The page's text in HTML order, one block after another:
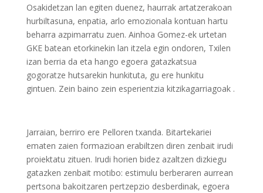
Osakidetzan lan egiten duenez, haurrak artatzerakoan
hurbiltasuna, enpatia, arlo emozionala kontuan hartu
beharra azpimarratu zuen. Ainhoa Gomez-ek urtetan
GKE batean etorkinekin lan itzela egin ondoren, Txilen
izan berria da eta hango egoera gatazkatsua
gogoratze hutsarekin hunkituta, gu ere hunkitu
gintuen. Zein baino zein esperientzia kitzikagarriagoak .
Jarraian, berriro ere Pelloren txanda. Bitartekariei
ematen zaien formazioan erabiltzen diren zenbait irudi
proiektatu zituen. Irudi horien bidez azaltzen dizkiegu
gatazken zenbait motibo: estimulu berberaren aurrean
pertsona bakoitzaren pertzepzio desberdinak, egoera